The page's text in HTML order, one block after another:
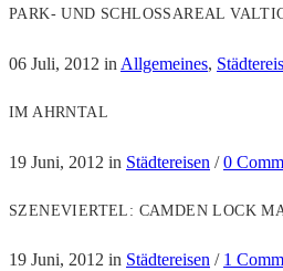
PARK- UND SCHLOSSAREAL
06 Juli, 2012 in Allgemeines,
IM AHRNTAL
19 Juni, 2012 in Städtereisen /0
SZENEVIERTEL: CAMDEN LOCK
19 Juni, 2012 in Städtereisen / 1